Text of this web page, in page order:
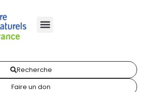
Recherche
Faire un don